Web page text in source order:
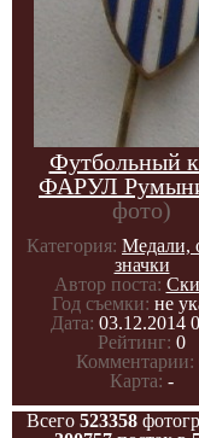
Футбольный
ФАРУЛ
фото)
Категория: Медали,
значки
Автор поста:
Год съемки: не
Дата: 03.12.2014
Рейтинг: 0
Комментарии:
Карта: -
Всего 523358